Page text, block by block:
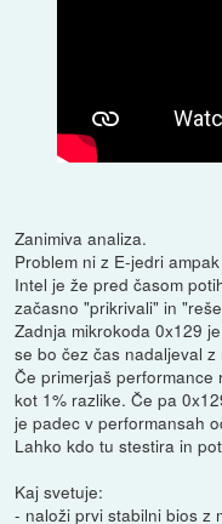
Zanimiva analiza.
Problem ni z E-jedri
Intel je že pred časom
začasno "prikrivali" in
Zadnja mikrokoda 0x129
se bo čez čas nadaljeval
Če primerjaš
kot 1% razlike. Če pa
je padec v performansah
Lahko kdo tu stestira in
Kaj svetuje:
- naloži prvi stabilni bios z